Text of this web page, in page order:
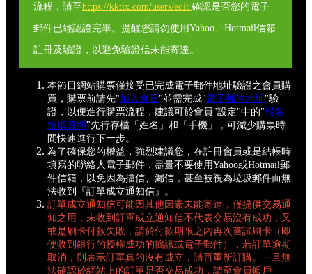
流程，請至https://kktix.com/users/edit 確認是否您的電子
郵件已經認證完畢。提醒您請勿使用Yahoo、Hotmail信箱
註冊及驗證，以避免驗證信未能寄達。
本節目網站購票僅接受已完成電子郵件地址驗證之會員購
買，購票前請先"加入會員 "並需完成"電子郵件地址"驗
證，以便進行購票流程，建議可於會員"設定"中的"報名
預填資料"先行存檔「姓名」和「手機」，可減少購票時
間快速進行下一步。
為了確保您的權益，強烈建議您，在註冊會員或是結帳時
填寫的聯絡人電子郵件，盡量不要使用Yahoo或Hotmail郵
件信箱，以免因為擋信、漏信，甚至被視為垃圾郵件而無
法收到『訂單成立通知信』。
訂單成立通知信可能因其他因素未能寄達，僅提供交易通
知之用，未收到訂單成立通知信不代表交易沒有成功，又
或是刷卡付款失敗，請於付款期限之內再次嘗試刷卡（即
便收到銀行的授權成功的簡訊或電子郵件），若訂單逾期
取消，則表示訂單真的沒有成立，請再重新訂購。一旦無
法確認於網站上的訂單是否交易成功，請至會員帳戶